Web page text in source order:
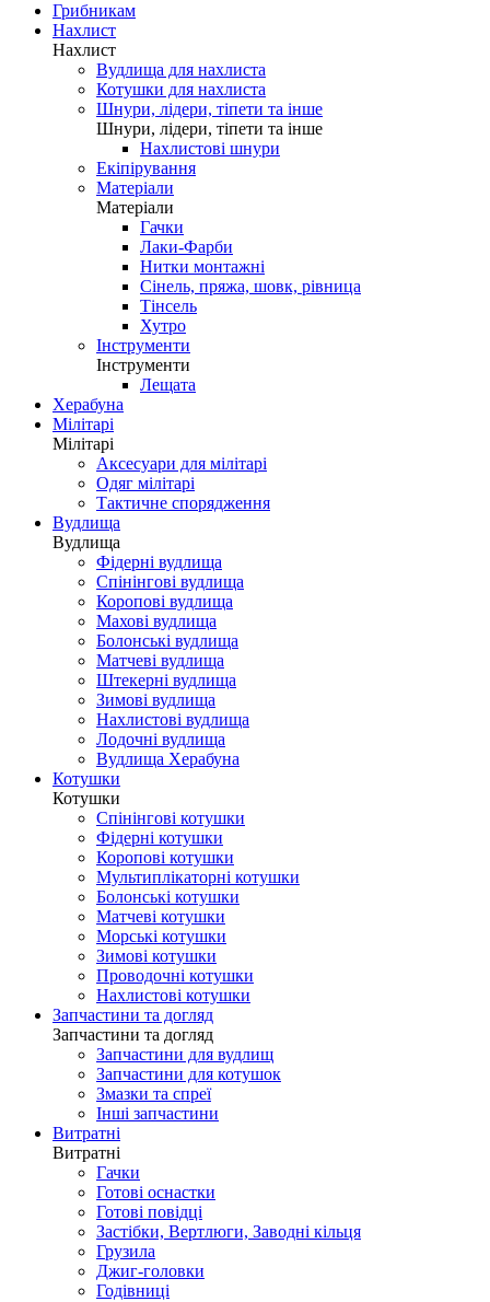
Грибникам
Нахлист
Нахлист
Вудлища для нахлиста
Котушки для нахлиста
Шнури, лідери, тіпети та інше
Шнури, лідери, тіпети та інше
Нахлистові шнури
Екіпірування
Матеріали
Матеріали
Гачки
Лаки-Фарби
Нитки монтажні
Сінель, пряжа, шовк, рівница
Тінсель
Хутро
Інструменти
Інструменти
Лещата
Херабуна
Мілітарі
Мілітарі
Аксесуари для мілітарі
Одяг мілітарі
Тактичне спорядження
Вудлища
Вудлища
Фідерні вудлища
Спінінгові вудлища
Коропові вудлища
Махові вудлища
Болонські вудлища
Матчеві вудлища
Штекерні вудлища
Зимові вудлища
Нахлистові вудлища
Лодочні вудлища
Вудлища Херабуна
Котушки
Котушки
Спінінгові котушки
Фідерні котушки
Коропові котушки
Мультиплікаторні котушки
Болонські котушки
Матчеві котушки
Морські котушки
Зимові котушки
Проводочні котушки
Нахлистові котушки
Запчастини та догляд
Запчастини та догляд
Запчастини для вудлищ
Запчастини для котушок
Змазки та спреї
Інші запчастини
Витратні
Витратні
Гачки
Готові оснастки
Готові повідці
Застібки, Вертлюги, Заводні кільця
Грузила
Джиг-головки
Годівниці